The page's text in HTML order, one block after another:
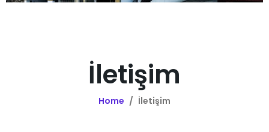
İletişim
Home / İletişim